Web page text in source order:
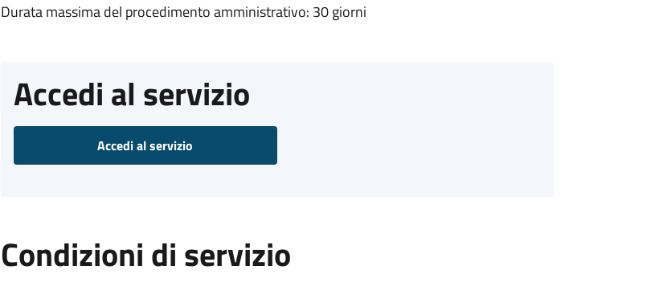
Durata massima del procedimento amministrativo: 30 giorni
Accedi al servizio
Accedi al servizio
Condizioni di servizio